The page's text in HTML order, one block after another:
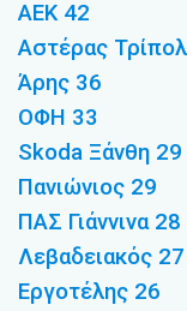
ΑΕΚ 42
Αστέρας
Άρης 36
ΟΦΗ 33
Skoda Ξάνθη 29
Πανιώνιος 29
ΠΑΣ Γιάννινα 28
Λεβαδειακός 27
Εργοτέλης 26